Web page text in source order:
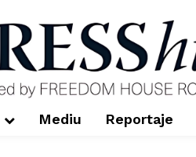
Mediu Reportaje